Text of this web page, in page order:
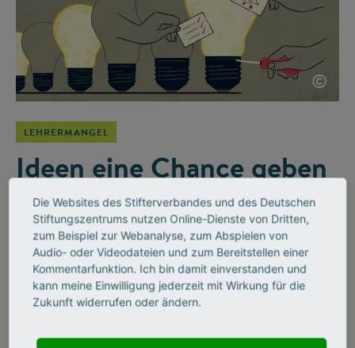
©
LEHRERMANGEL
Ideen eine Chance geben
Die Mathematikerin Kristina Reiss begleitet den Stifterverband
bei der Initiative Wirkung hoch 100 als Beiratsmitglied. Ein
Gespräch darüber, wie Schulen auf die Herausforderungen
von der digitalen Revolution bis zum Klimawandel reagieren –
und warum sie darin eine enge Verbindung zur
Stifterverbands-Initiative sieht.
Die Websites des Stifterverbandes und des Deutschen
Stiftungszentrums nutzen Online-Dienste von Dritten,
zum Beispiel zur Webanalyse, zum Abspielen von
Audio- oder Videodateien und zum Bereitstellen einer
Kommentarfunktion. Ich bin damit einverstanden und
kann meine Einwilligung jederzeit mit Wirkung für die
Zukunft widerrufen oder ändern.